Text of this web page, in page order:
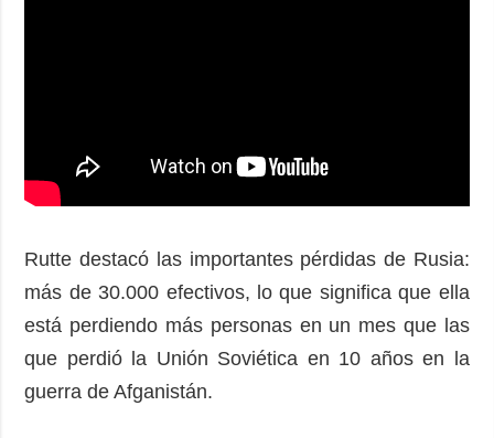
Rutte destacó las importantes pérdidas de Rusia:
más de 30.000 efectivos, lo que significa que ella
está perdiendo más personas en un mes que las
que perdió la Unión Soviética en 10 años en la
guerra de Afganistán.